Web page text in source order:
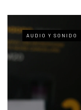
AUDIO Y SONIDO